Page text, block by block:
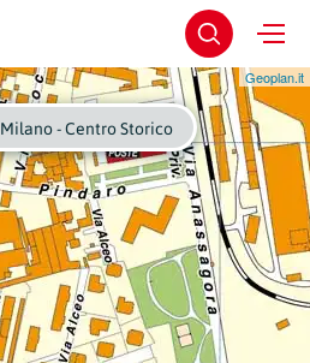
Geoplan.it
Milano - Centro Storico